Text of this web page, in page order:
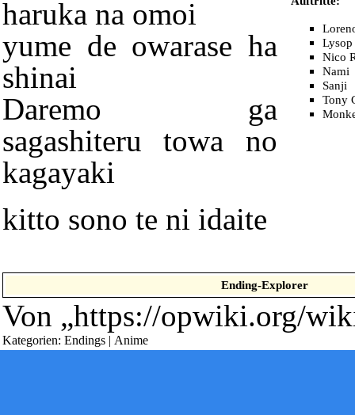
Lysop
Nico
Nami
Sanji
Tony
haruka na omoi
yume de owarase ha
shinai
Daremo ga
sagashiteru towa no
kagayaki
kitto sono te ni idaite
Ending-Explorer
Von „https://opwiki.org/
Kategorien: Endings | Anime
Diese Seite wurde zuletzt am 12. April 2011 um 18:48 Uhr